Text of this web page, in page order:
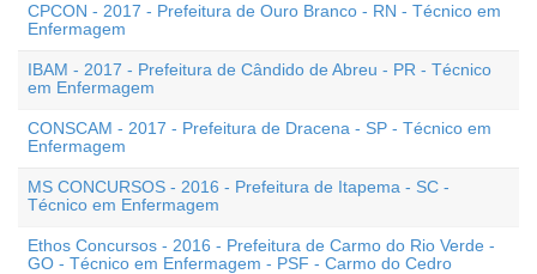
CPCON - 2017 - Prefeitura de Ouro Branco - RN - Técnico em
Enfermagem
IBAM - 2017 - Prefeitura de Cândido de Abreu - PR - Técnico
em Enfermagem
CONSCAM - 2017 - Prefeitura de Dracena - SP - Técnico em
Enfermagem
MS CONCURSOS - 2016 - Prefeitura de Itapema - SC -
Técnico em Enfermagem
Ethos Concursos - 2016 - Prefeitura de Carmo do Rio Verde -
GO - Técnico em Enfermagem - PSF - Carmo do Cedro